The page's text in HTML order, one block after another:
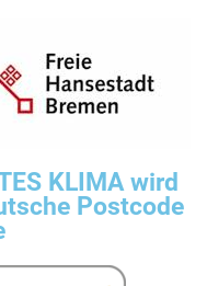
KLIMA wird
Postcode